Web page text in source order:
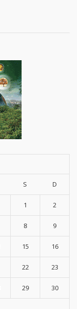
S D
1 2
8 9
15 16
22 23
29 30